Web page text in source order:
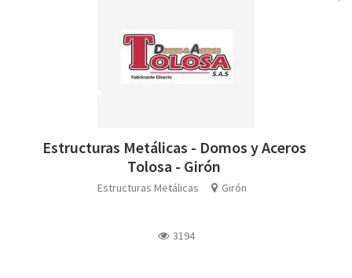
Estructuras Metálicas - Domos y Aceros
Tolosa - Girón
Estructuras Metálicas Girón
3194